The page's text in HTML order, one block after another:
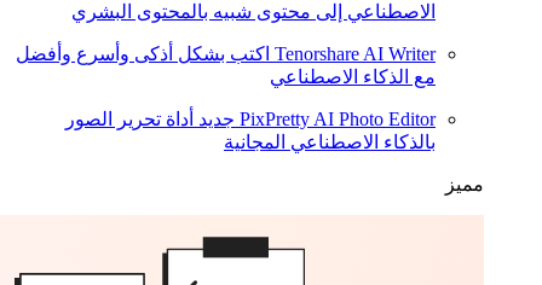
الاصطناعي إلى محتوى شبيه بالمحتوى البشري
Tenorshare AI Writer اكتب بشكل أذكى وأسرع وأفضل
مع الذكاء الاصطناعي
PixPretty AI Photo Editor جديد أداة تحرير الصور
بالذكاء الاصطناعي المجانية
مميز